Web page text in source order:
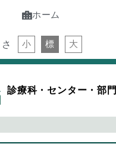
ホーム
小 標 大
診療科・センター・部門